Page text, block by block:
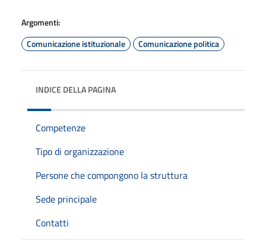
Argomenti:
Comunicazione istituzionale
Comunicazione politica
INDICE DELLA PAGINA
Competenze
Tipo di organizzazione
Persone che compongono la struttura
Sede principale
Contatti